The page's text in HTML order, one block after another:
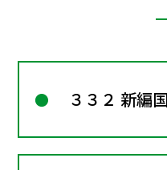
３３２ 新編